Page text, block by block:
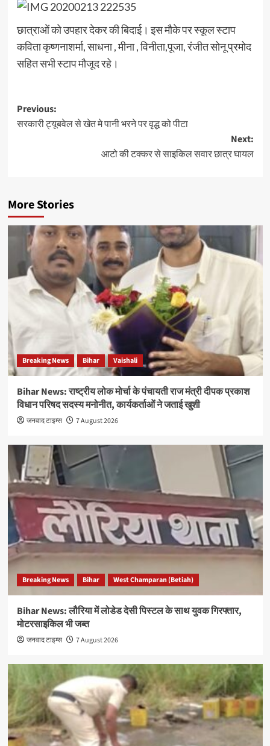
छात्राओं को उपहार देकर की बिदाई। इस मौके पर स्कूल स्टाप
कविता कृष्णनाशर्मा, साधना , मीना , विनीता,पूजा, रंजीत सोनू प्रमोद
सहित सभी स्टाप मौजूद रहे।
Post
navigation
Previous:
सरकारी ट्यूबवेल से खेत मे पानी भरने पर वृद्ध को पीटा
Next:
आटो की टक्कर से साइकिल सवार छात्र घायल
More Stories
Breaking News Bihar Vaishali
Bihar News: राष्ट्रीय लोक मोर्चा के पंचायती राज मंत्री दीपक प्रकाश
विधान परिषद सदस्य मनोनीत, कार्यकर्ताओं ने जताई खुशी
जनवाद टाइम्स 7 August 2026
Breaking News Bihar West Champaran (Betiah)
Bihar News: लौरिया में लोडेड देसी पिस्टल के साथ युवक गिरफ्तार,
मोटरसाइकिल भी जब्त
जनवाद टाइम्स 7 August 2026